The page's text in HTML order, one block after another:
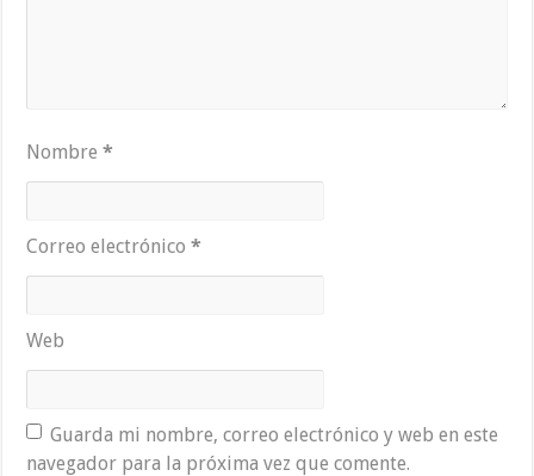
Nombre*
Correo electrónico*
Web
Guarda mi nombre, correo electrónico y web en este
navegador para la próxima vez que comente.